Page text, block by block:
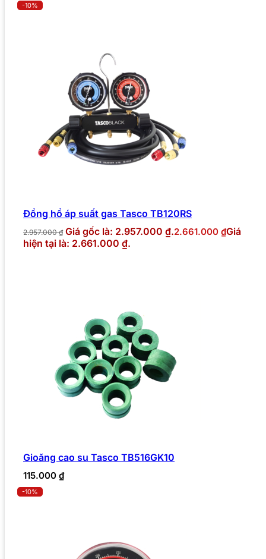
-10%
Đồng hồ áp suất gas Tasco TB120RS
2.957.000₫ Giá gốc là: 2.957.000 ₫.2.661.000 ₫Giá
hiện tại là: 2.661.000 ₫.
Gioăng cao su Tasco TB516GK10
115.000 ₫
-10%